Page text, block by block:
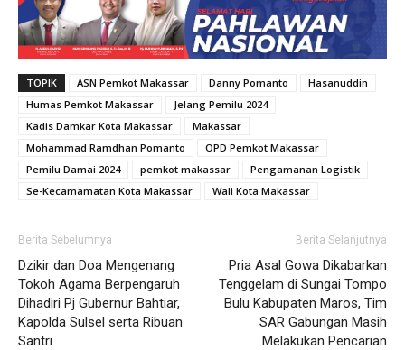
TOPIK ASN Pemkot Makassar Danny Pomanto
Hasanuddin
Humas Pemkot Makassar
Jelang Pemilu 2024
Kadis Damkar Kota Makassar
Makassar
Mohammad Ramdhan Pomanto
OPD Pemkot Makassar
Pemilu Damai 2024
pemkot makassar
Pengamanan Logistik
Se-Kecamamatan Kota Makassar
Wali Kota Makassar
Berita Sebelumnya
Dzikir dan Doa Mengenang
Tokoh Agama Berpengaruh
Dihadiri Pj Gubernur Bahtiar,
Kapolda Sulsel serta Ribuan
Santri
Berita Selanjutnya
Pria Asal Gowa Dikabarkan
Tenggelam di Sungai Tompo
Bulu Kabupaten Maros, Tim
SAR Gabungan Masih
Melakukan Pencarian